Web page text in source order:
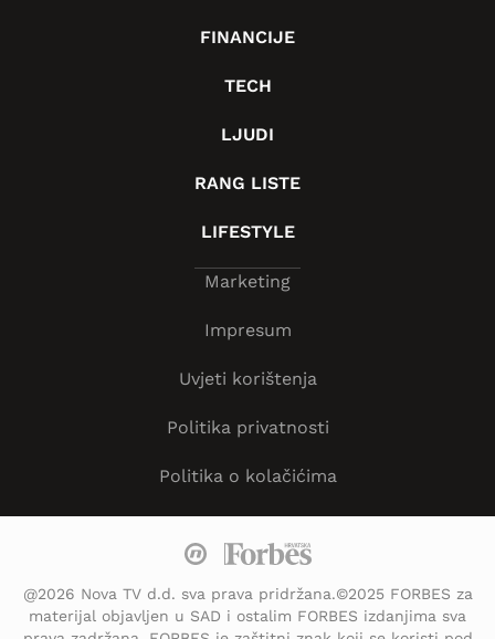
FINANCIJE
TECH
LJUDI
RANG LISTE
LIFESTYLE
Marketing
Impresum
Uvjeti korištenja
Politika privatnosti
Politika o kolačićima
@2026 Nova TV d.d. sva prava pridržana.©2025 FORBES za
materijal objavljen u SAD i ostalim FORBES izdanjima sva